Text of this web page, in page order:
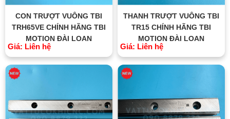
CON TRƯỢT VUÔNG TBI
TRH65VE CHÍNH HÃNG TBI
MOTION ĐÀI LOAN
Giá: Liên hệ
THANH TRƯỢT VUÔNG TBI
TR15 CHÍNH HÃNG TBI
MOTION ĐÀI LOAN
Giá: Liên hệ